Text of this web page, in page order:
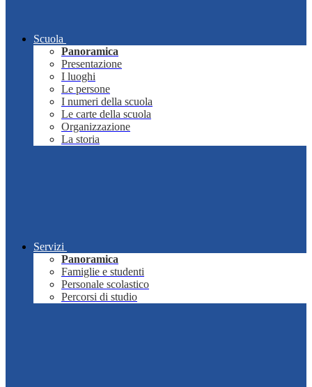
Scuola
Panoramica
Presentazione
I luoghi
Le persone
I numeri della scuola
Le carte della scuola
Organizzazione
La storia
Servizi
Panoramica
Famiglie e studenti
Personale scolastico
Percorsi di studio